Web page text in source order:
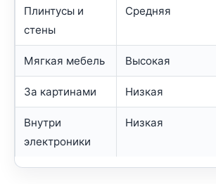
Плинтусы и
стены
Средняя
Мягкая мебель Высокая
За картинами Низкая
Внутри
электроники
Низкая